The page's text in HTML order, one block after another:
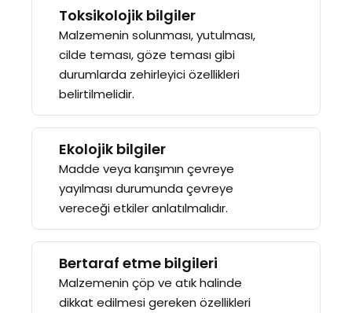
Toksikolojik bilgiler
Malzemenin solunması, yutulması,
cilde teması, göze teması gibi
durumlarda zehirleyici özellikleri
belirtilmelidir.
Ekolojik bilgiler
Madde veya karışımın çevreye
yayılması durumunda çevreye
vereceği etkiler anlatılmalıdır.
Bertaraf etme bilgileri
Malzemenin çöp ve atık halinde
dikkat edilmesi gereken özellikleri